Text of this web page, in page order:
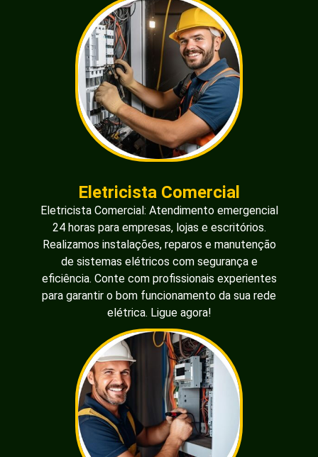
Eletricista Comercial
Eletricista Comercial: Atendimento emergencial
24 horas para empresas, lojas e escritórios.
Realizamos instalações, reparos e manutenção
de sistemas elétricos com segurança e
eficiência. Conte com profissionais experientes
para garantir o bom funcionamento da sua rede
elétrica. Ligue agora!